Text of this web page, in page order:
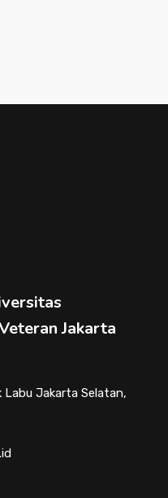
Jakarta
Jakarta Selatan,